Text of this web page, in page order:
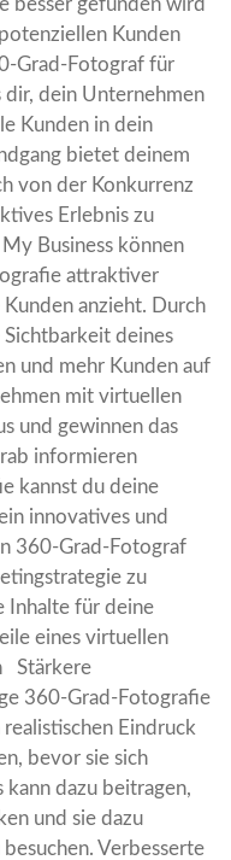
Kunden
Grad-Fotograf für
dein Unternehmen
Kunden in dein
bietet deinem
von der Konkurrenz
Erlebnis zu
Business können
attraktiver
anzieht. Durch
deines
und mehr Kunden auf
mit virtuellen
und gewinnen das
informieren
kannst du deine
innovatives und
360-Grad-Fotograf
zu
Inhalte für deine
eines virtuellen
Stärkere
360-Grad-Fotografie
Eindruck
bevor sie sich
kann dazu beitragen,
und sie dazu
Verbesserte